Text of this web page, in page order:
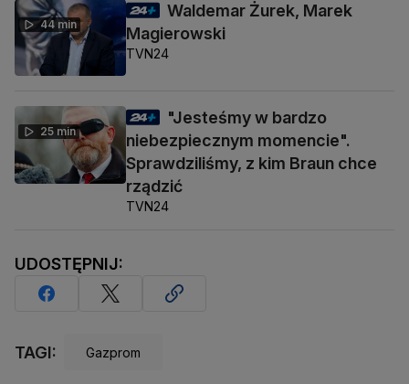
44 min
Waldemar Żurek, Marek
Magierowski
TVN24
25 min
"Jesteśmy w bardzo
niebezpiecznym momencie".
Sprawdziliśmy, z kim Braun chce
rządzić
TVN24
UDOSTĘPNIJ:
TAGI: Gazprom